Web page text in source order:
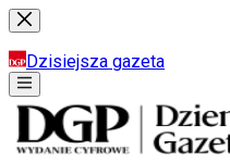
Dzisiejsza gazeta